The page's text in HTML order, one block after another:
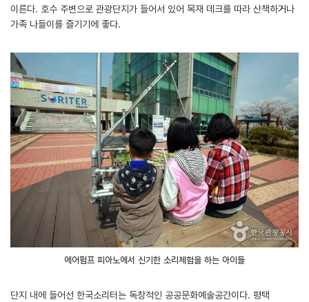
이른다. 호수 주변으로 관광단지가 들어서 있어 목재 데크를 따라 산책하거나
가족 나들이를 즐기기에 좋다.
에어펌프 피아노에서 신기한 소리체험을 하는 아이들
단지 내에 들어선 한국소리터는 독창적인 공공문화예술공간이다. 평택